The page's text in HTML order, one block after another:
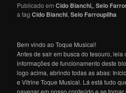
Publicado em Cido Bianchi,,Selo
a tagCido Bianchi,Selo Farroupilha
Bem vindo ao Toque Musical!
Antes de sair em busca do tesouro, leia
informações de funcionamento deste
logo acima, abrindo todas as abas:
e Vitrine Toque Musical. Lá está tudo
navegar em nosso conteúdo e se